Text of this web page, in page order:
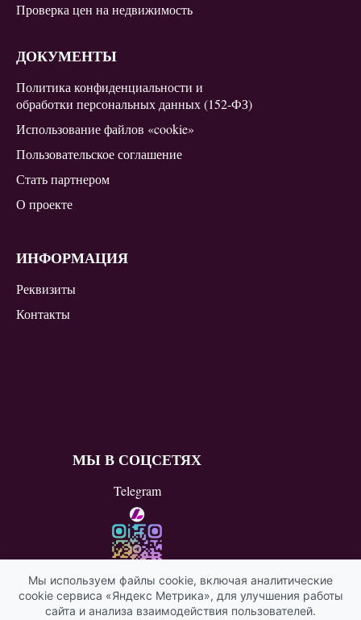
Проверка цен на недвижимость
ДОКУМЕНТЫ
Политика конфиденциальности и
обработки персональных данных (152-ФЗ)
Использование файлов «cookie»
Пользовательское соглашение
Стать партнером
О проекте
ИНФОРМАЦИЯ
Реквизиты
Контакты
МЫ В СОЦСЕТЯХ
Telegram
ВКонтакте
Мы используем файлы cookie, включая аналитические
cookie сервиса «Яндекс Метрика», для улучшения работы
сайта и анализа взаимодействия пользователей.